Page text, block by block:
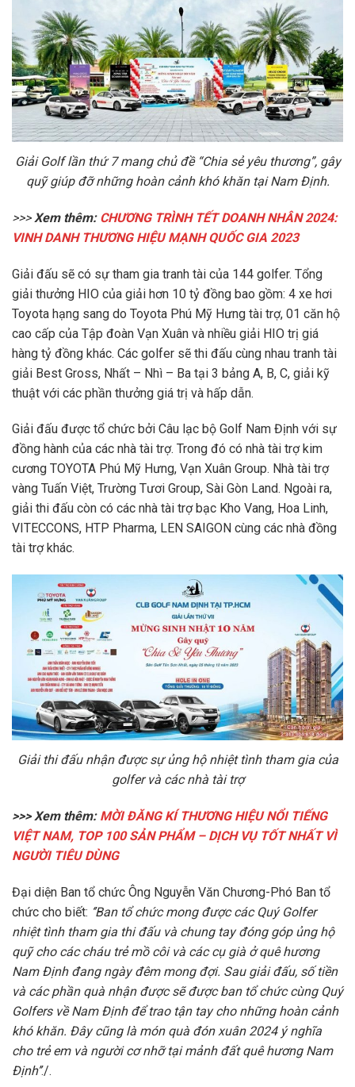
Giải Golf lần thứ 7 mang chủ đề “Chia sẻ yêu thương”, gây
quỹ giúp đỡ những hoàn cảnh khó khăn tại Nam Định.
>>>Xem thêm: CHƯƠNG TRÌNH TẾT DOANH NHÂN 2024:
VINH DANH THƯƠNG HIỆU MẠNH QUỐC GIA 2023
Giải đấu sẽ có sự tham gia tranh tài của 144 golfer. Tổng
giải thưởng HIO của giải hơn 10 tỷ đồng bao gồm: 4 xe hơi
Toyota hạng sang do Toyota Phú Mỹ Hưng tài trợ, 01 căn hộ
cao cấp của Tập đoàn Vạn Xuân và nhiều giải HIO trị giá
hàng tỷ đồng khác. Các golfer sẽ thi đấu cùng nhau tranh tài
giải Best Gross, Nhất – Nhì – Ba tại 3 bảng A, B, C, giải kỹ
thuật với các phần thưởng giá trị và hấp dẫn.
Giải đấu được tổ chức bởi Câu lạc bộ Golf Nam Định với sự
đồng hành của các nhà tài trợ. Trong đó có nhà tài trợ kim
cương TOYOTA Phú Mỹ Hưng, Vạn Xuân Group. Nhà tài trợ
vàng Tuấn Việt, Trường Tươi Group, Sài Gòn Land. Ngoài ra,
giải thi đấu còn có các nhà tài trợ bạc Kho Vang, Hoa Linh,
VITECCONS, HTP Pharma, LEN SAIGON cùng các nhà đồng
tài trợ khác.
Giải thi đấu nhận được sự ủng hộ nhiệt tình tham gia của
golfer và các nhà tài trợ
>>> Xem thêm: MỜI ĐĂNG KÍ THƯƠNG HIỆU NỔI TIẾNG
VIỆT NAM, TOP 100 SẢN PHẨM – DỊCH VỤ TỐT NHẤT VÌ
NGƯỜI TIÊU DÙNG
Đại diện Ban tổ chức Ông Nguyễn Văn Chương-Phó Ban tổ
chức cho biết: ‘’Ban tổ chức mong được các Quý Golfer
nhiệt tình tham gia thi đấu và chung tay đóng góp ủng hộ
quỹ cho các cháu trẻ mồ côi và các cụ già ở quê hương
Nam Định đang ngày đêm mong đợi. Sau giải đấu, số tiền
và các phần quà nhận được sẽ được ban tổ chức cùng Quý
Golfers về Nam Định để trao tận tay cho những hoàn cảnh
khó khăn. Đây cũng là món quà đón xuân 2024 ý nghĩa
cho trẻ em và người cơ nhỡ tại mảnh đất quê hương Nam
Định’’./.